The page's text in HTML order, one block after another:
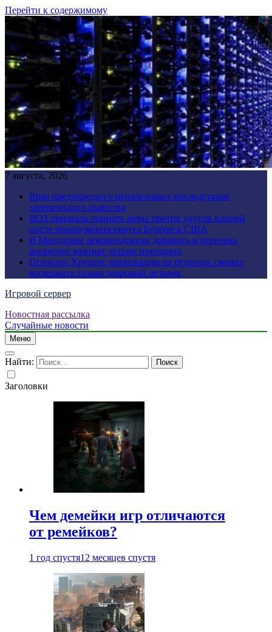
Перейти к содержимому
7 августа, 2026
Врач предупредил о неизлечимых последствиях
хронического пьянства
ВОЗ призвала принять меры против укусов клещей
после обнаружения вируса Бурбон в США
В Минздраве рекомендовали добавить в перечень
жизненно важных четыре препарата
Психолог Крупин: провокации на ретритах сможет
выдержать только здоровый человек
Игровой сервер
Новостная рассылка
Случайные новости
Меню
Найти:
Заголовки
Чем демейки игр отличаются
от ремейков?
1 год спустя12 месяцев спустя